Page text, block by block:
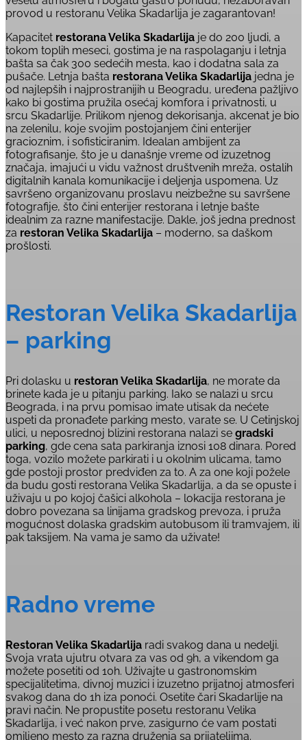
provod u restoranu Velika Skadarlija je zagarantovan!
Kapacitet restorana Velika Skadarlija je do 200 ljudi, a
tokom toplih meseci, gostima je na raspolaganju i letnja
bašta sa čak 300 sedećih mesta, kao i dodatna sala za
pušače. Letnja bašta restorana Velika Skadarlija jedna je
od najlepših i najprostranijih u Beogradu, uređena pažljivo
kako bi gostima pružila osećaj komfora i privatnosti, u
srcu Skadarlije. Prilikom njenog dekorisanja, akcenat je bio
na zelenilu, koje svojim postojanjem čini enterijer
gracioznim, i sofisticiranim. Idealan ambijent za
fotografisanje, što je u današnje vreme od izuzetnog
značaja, imajući u vidu važnost društvenih mreža, ostalih
digitalnih kanala komunikacije i deljenja uspomena. Uz
savršeno organizovanu proslavu neizbežne su savršene
fotografije, što čini enterijer restorana i letnje bašte
idealnim za razne manifestacije. Dakle, još jedna prednost
za restoran Velika Skadarlija – moderno, sa daškom
prošlosti.
Restoran Velika Skadarlija
– parking
Pri dolasku u restoran Velika Skadarlija, ne morate da
brinete kada je u pitanju parking. Iako se nalazi u srcu
Beograda, i na prvu pomisao imate utisak da nećete
uspeti da pronađete parking mesto, varate se. U Cetinjskoj
ulici, u neposrednoj blizini restorana nalazi se gradski
parking, gde cena sata parkiranja iznosi 108 dinara. Pored
toga, vozilo možete parkirati i u okolnim ulicama, tamo
gde postoji prostor predviđen za to. A za one koji požele
da budu gosti restorana Velika Skadarlija, a da se opuste i
uživaju u po kojoj čašici alkohola – lokacija restorana je
dobro povezana sa linijama gradskog prevoza, i pruža
mogućnost dolaska gradskim autobusom ili tramvajem, ili
pak taksijem. Na vama je samo da uživate!
Radno vreme
Restoran Velika Skadarlija radi svakog dana u nedelji.
Svoja vrata ujutru otvara za vas od 9h, a vikendom ga
možete posetiti od 10h. Uživajte u gastronomskim
specijalitetima, divnoj muzici i izuzetno prijatnoj atmosferi
svakog dana do 1h iza ponoći. Osetite čari Skadarlije na
pravi način. Ne propustite posetu restoranu Velika
Skadarlija, i već nakon prve, zasigurno će vam postati
omiljeno mesto za razna druženja sa prijateljima.